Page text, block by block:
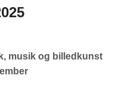
musik og billedkunst